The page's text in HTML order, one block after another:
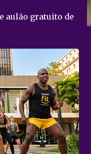
aulão gratuito de